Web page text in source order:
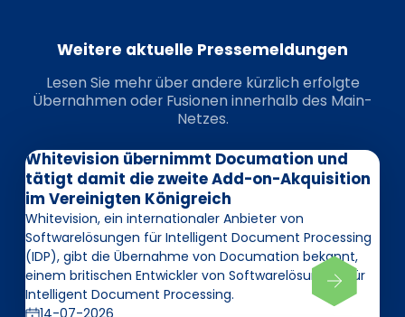
Weitere aktuelle Pressemeldungen
Lesen Sie mehr über andere kürzlich erfolgte
Übernahmen oder Fusionen innerhalb des Main-
Netzes.
Whitevision übernimmt Documation und
tätigt damit die zweite Add-on-Akquisition
im Vereinigten Königreich
Whitevision, ein internationaler Anbieter von
Softwarelösungen für Intelligent Document Processing
(IDP), gibt die Übernahme von Documation bekannt,
einem britischen Entwickler von Softwarelösungen für
Intelligent Document Processing.